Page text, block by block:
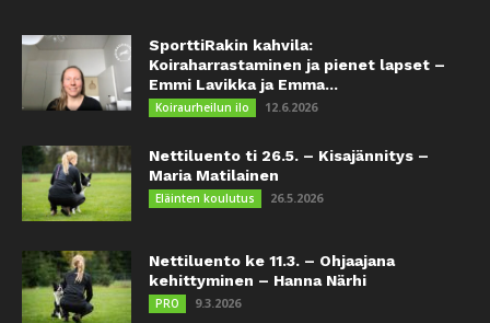
SporttiRakin kahvila:
Koiraharrastaminen ja pienet lapset –
Emmi Lavikka ja Emma...
Koiraurheilun ilo 12.6.2026
Nettiluento ti 26.5. – Kisajännitys –
Maria Matilainen
Eläinten koulutus 26.5.2026
Nettiluento ke 11.3. – Ohjaajana
kehittyminen – Hanna Närhi
PRO 9.3.2026